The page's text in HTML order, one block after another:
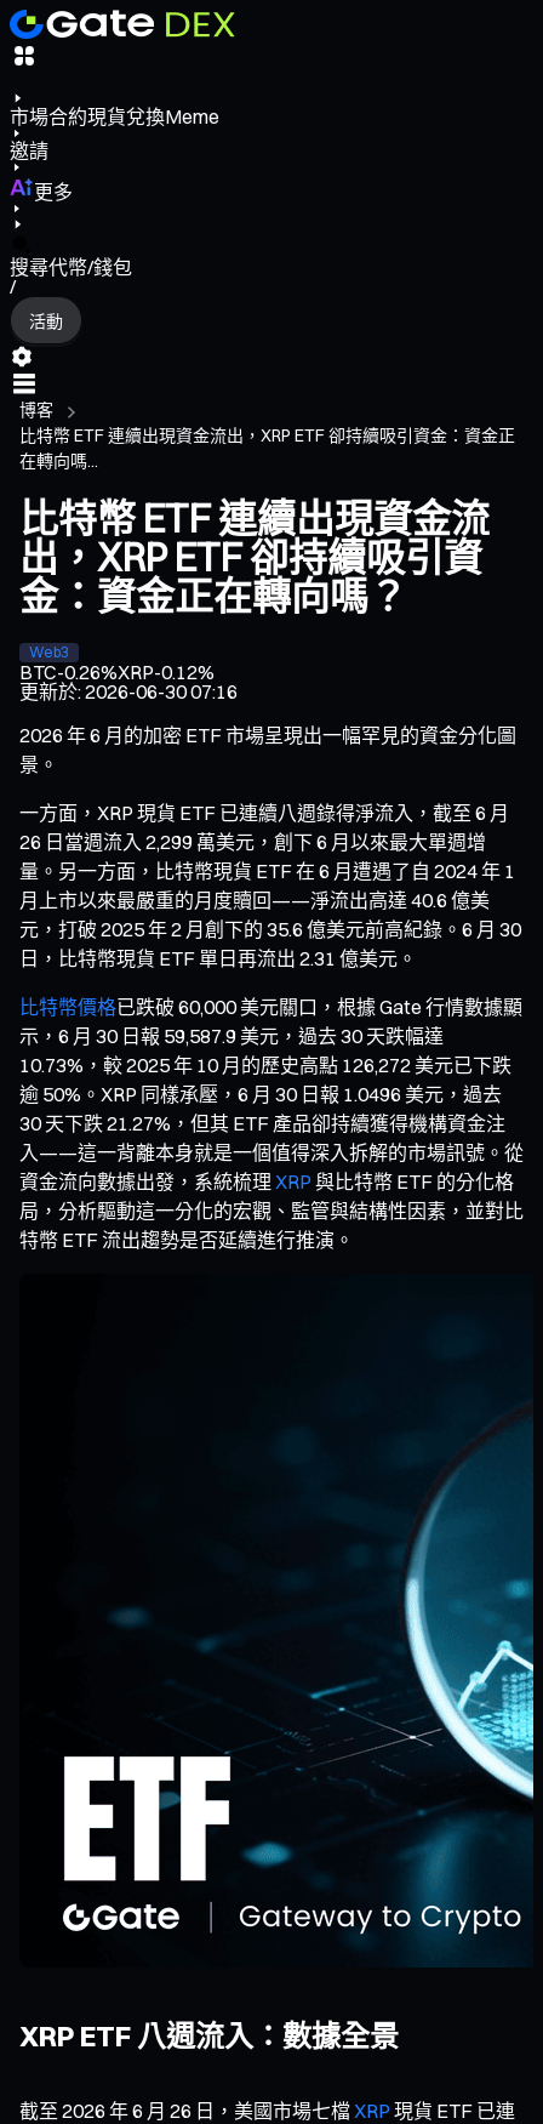
市場合約現貨兌換Meme
邀請
更多
搜尋代幣/錢包
/
活動
博客
比特幣 ETF 連續出現資金流出，XRP ETF 卻持續吸引資金：資金正
在轉向嗎...
比特幣 ETF 連續出現資金流
出，XRP ETF 卻持續吸引資
金：資金正在轉向嗎？
Web3
BTC-0.26%XRP-0.12%
更新於:2026-06-30 07:16
2026 年 6 月的加密 ETF 市場呈現出一幅罕見的資金分化圖
景。
一方面，XRP 現貨 ETF 已連續八週錄得淨流入，截至 6 月
26 日當週流入 2,299 萬美元，創下 6 月以來最大單週增
量。另一方面，比特幣現貨 ETF 在 6 月遭遇了自 2024 年 1
月上市以來最嚴重的月度贖回——淨流出高達 40.6 億美
元，打破 2025 年 2 月創下的 35.6 億美元前高紀錄。6 月 30
日，比特幣現貨 ETF 單日再流出 2.31 億美元。
比特幣價格已跌破 60,000 美元關口，根據 Gate 行情數據顯
示，6 月 30 日報 59,587.9 美元，過去 30 天跌幅達
10.73%，較 2025 年 10 月的歷史高點 126,272 美元已下跌
逾 50%。XRP 同樣承壓，6 月 30 日報 1.0496 美元，過去
30 天下跌 21.27%，但其 ETF 產品卻持續獲得機構資金注
入——這一背離本身就是一個值得深入拆解的市場訊號。從
資金流向數據出發，系統梳理 XRP 與比特幣 ETF 的分化格
局，分析驅動這一分化的宏觀、監管與結構性因素，並對比
特幣 ETF 流出趨勢是否延續進行推演。
XRP ETF 八週流入：數據全景
截至 2026 年 6 月 26 日，美國市場七檔 XRP 現貨 ETF 已連